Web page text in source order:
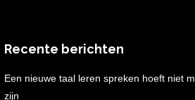
Recente berichten
Een nieuwe taal leren spreken hoeft niet
zijn